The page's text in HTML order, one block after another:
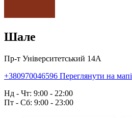
Шале
Пр-т Університетський 14А
+380970046596 Переглянути на мапі
Нд - Чт: 9:00 - 22:00
Пт - Сб: 9:00 - 23:00